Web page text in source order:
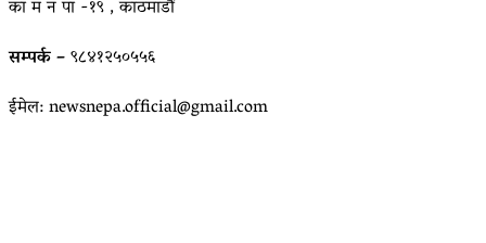
का म न पा -१९ , काठमाडौं
सम्पर्क –९८४१२५०५५६
ईमेल: newsnepa.official@gmail.com